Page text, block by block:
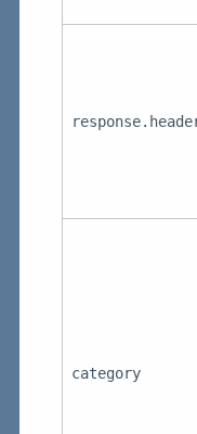
category